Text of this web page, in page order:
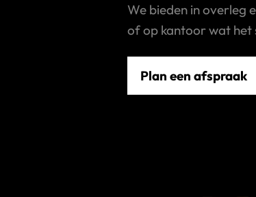
We bieden in overleg
of op kantoor wat het
Plan een afspraak